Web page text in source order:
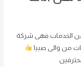
من الخدمات فهى شركة
من والى صبيا